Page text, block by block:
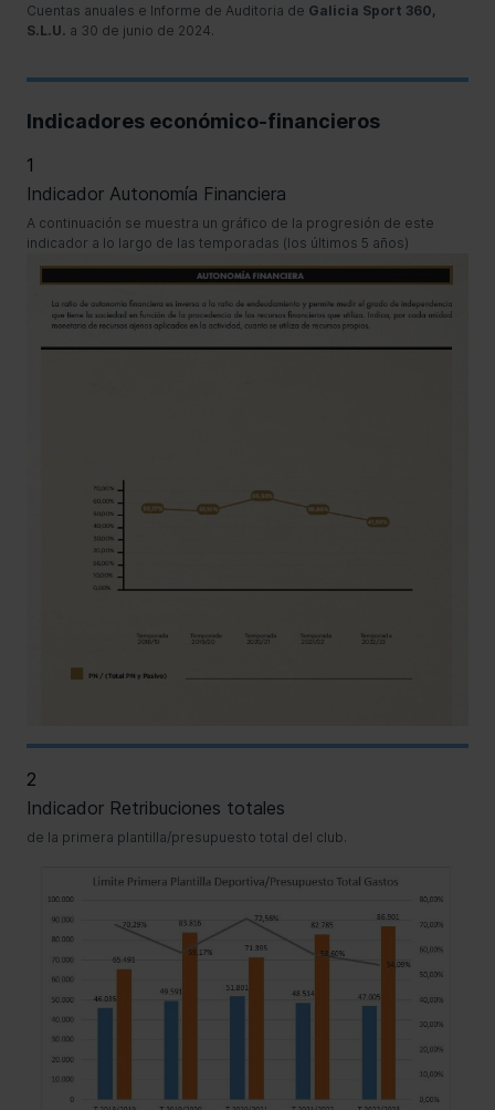
Cuentas anuales e Informe de Auditoria de Galicia Sport 360,
S.L.U. a 30 de junio de 2024.
Indicadores económico-financieros
1
Indicador Autonomía Financiera
A continuación se muestra un gráfico de la progresión de este
indicador a lo largo de las temporadas (los últimos 5 años)
2
Indicador Retribuciones totales
de la primera plantilla/presupuesto total del club.